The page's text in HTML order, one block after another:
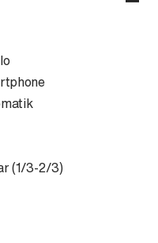
(1/3-2/3)